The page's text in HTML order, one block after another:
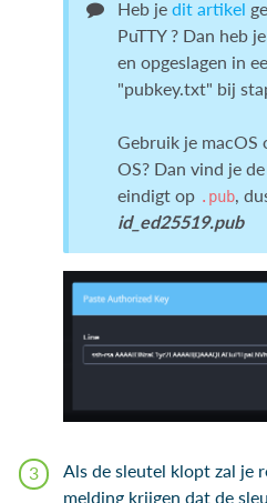
Heb je dit artikel
PuTTY ? Dan heb
en opgeslagen in
"pubkey.txt" bij
Gebruik je
OS? Dan vind je
eindigt op .pub,
id_ed25519.pub
Als de sleutel klopt zal je
melding krijgen dat de